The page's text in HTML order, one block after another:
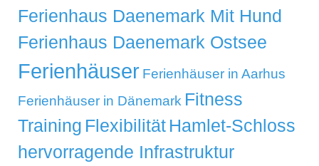
Ferienhaus Daenemark Mit Hund
Ferienhaus Daenemark Ostsee
Ferienhäuser Ferienhäuser in Aarhus
Ferienhäuser in Dänemark Fitness
Training Flexibilität Hamlet-Schloss
hervorragende Infrastruktur